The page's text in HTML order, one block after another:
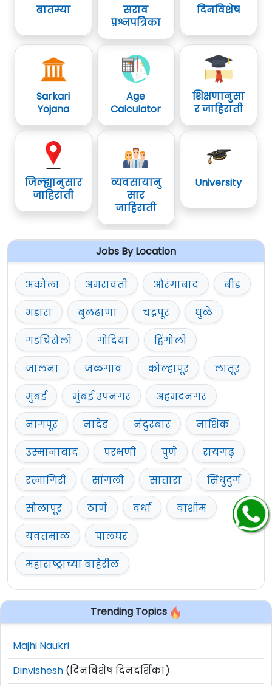
बातम्या
सराव
प्रश्नपत्रिका
दिनविशेष
Sarkari
Yojana
Age
Calculator
शिक्षणानुसा
र जाहिराती
जिल्ह्यानुसार
जाहिराती
व्यवसायानु
सार
जाहिराती
University
Jobs By Location
अकोला अमरावती औरंगाबाद
बीड
भंडारा
बुलढाणा चंद्रपूर
धुळे
गडचिरोली
गोंदिया
हिंगोली
जालना
जळगाव कोल्हापूर
लातूर
मुंबई
मुंबई उपनगर
अहमदनगर
नागपूर
नांदेड नंदुरबार
नाशिक
उस्मानाबाद
परभणी पुणे
रायगढ़
रत्नागिरी
सांगली सातारा
सिंधुदुर्ग
सोलापूर
ठाणे वर्धा
वाशीम
यवतमाळ
पालघर
महाराष्ट्राच्या बाहेरील
Trending Topics
Majhi Naukri
Dinvishesh (दिनविशेष दिनदर्शिका)